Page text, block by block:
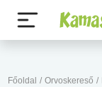
Főoldal / Orvoskereső /